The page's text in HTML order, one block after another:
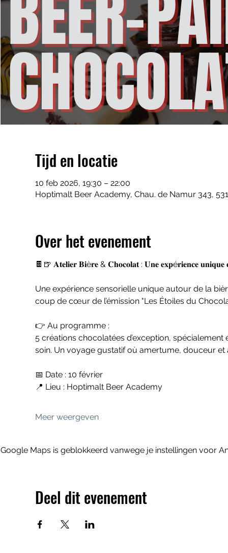
Tijd en locatie
10 feb 2026, 19:30 – 22:00
Hoptimalt Beer Academy, Chau. de Namur 343,
Over het evenement
🍫🍺 𝐀𝐭𝐞𝐥𝐢𝐞𝐫 𝐁𝐢è𝐫𝐞 & 𝐂𝐡𝐨𝐜𝐨𝐥𝐚𝐭 : 𝐔𝐧𝐞 𝐞𝐱𝐩é𝐫𝐢𝐞𝐧𝐜𝐞
Une expérience sensorielle unique autour de la
coup de cœur de l’émission "Les Étoiles du
👉 Au programme :
5 créations chocolatées d’exception,
soin. Un voyage gustatif où amertume, douceur
📅 Date : 10 février
📍 Lieu : Hoptimalt Beer Academy
Meer weergeven
Google Maps is geblokkeerd vanwege je instellingen voor
Deel dit evenement